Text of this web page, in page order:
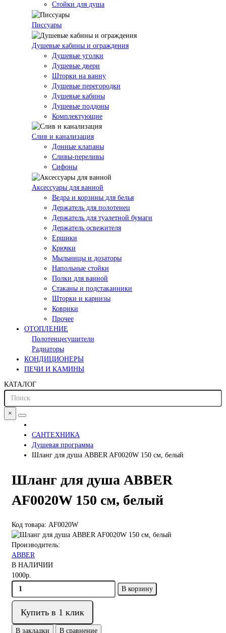
Стойки для душа
Писсуары
Душевые кабины и ограждения
Душевые уголки
Душевые двери
Шторки на ванну
Душевые перегородки
Душевые кабины
Душевые поддоны
Комплектующие
Слив и канализация
Донные клапаны
Сливы-переливы
Сифоны
Аксессуары для ванной
Ведра и корзины для белья
Держатель для полотенец
Держатель для туалетной бумаги
Держатель освежителя
Ершики
Крючки
Мыльницы и дозаторы
Напольные стойки
Полки для ванной
Стаканы и подстаканники
Шторки и карнизы
Коврики
Прочее
ОТОПЛЕНИЕ
Полотенцесушители
Радиаторы
КОНДИЦИОНЕРЫ
ПЕЧИ И КАМИНЫ
КАТАЛОГ
×
САНТЕХНИКА
Душевая программа
Шланг для душа ABBER AF0020W 150 см, белый
Шланг для душа ABBER
AF0020W 150 см, белый
Код товара: AF0020W
Производитель:
ABBER
В НАЛИЧИИ
1000р.
В корзину
Купить в 1 клик
В закладки В сравнение